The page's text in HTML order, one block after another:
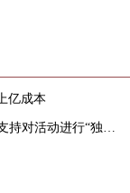
亿成本
动进行“独立调查”